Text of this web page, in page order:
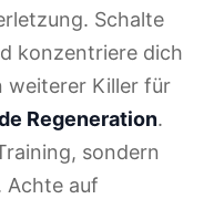
Schalte
konzentriere dich
weiterer Killer für
Regeneration.
sondern
Achte auf